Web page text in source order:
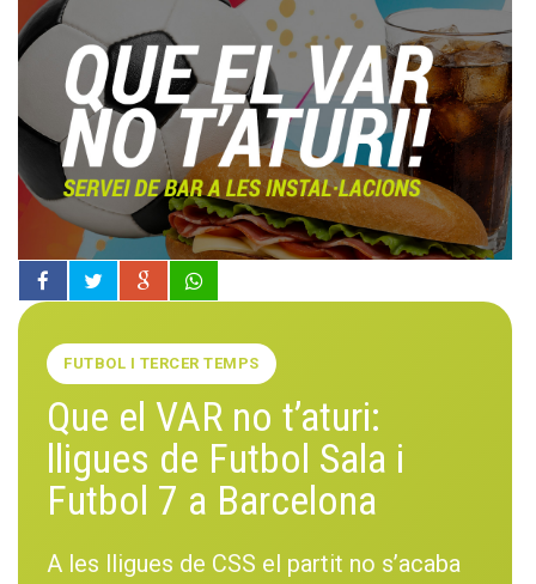
FUTBOL I TERCER TEMPS
Que el VAR no t’aturi:
lligues de Futbol Sala i
Futbol 7 a Barcelona
A les lligues de CSS el partit no s’acaba